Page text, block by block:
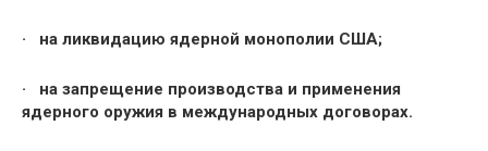
· на ликвидацию ядерной монополии США;
· на запрещение производства и применения
ядерного оружия в международных договорах.